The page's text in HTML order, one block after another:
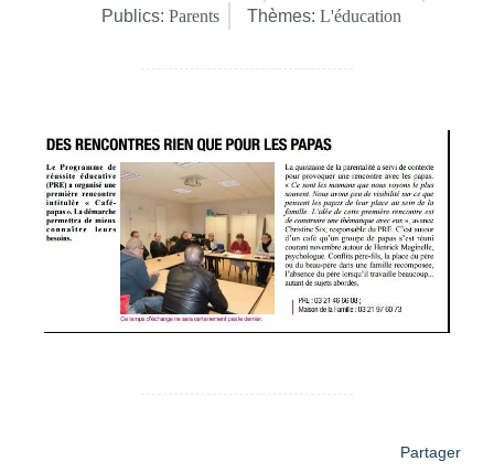
Publics: Parents Thèmes: L'éducation
Partager